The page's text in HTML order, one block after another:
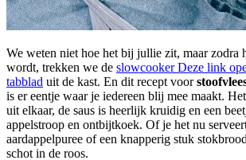
We weten niet hoe het bij jullie zit, maar zodra
wordt, trekken we de slowcookerDeze link
tabblad uit de kast. En dit recept voor
is er eentje waar je iedereen blij mee maakt.
uit elkaar, de saus is heerlijk kruidig en een
appelstroop en ontbijtkoek. Of je het nu
aardappelpuree of een knapperig stuk
schot in de roos.